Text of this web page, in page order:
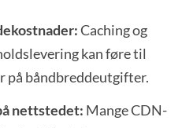
Caching og
kan føre til
på båndbreddeutgifter.
nettstedet: Mange CDN-